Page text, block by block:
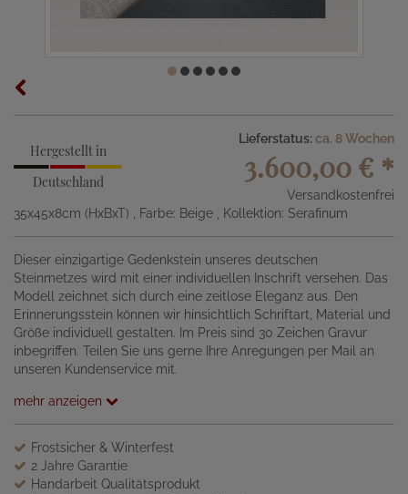
Hergestellt in
Deutschland
Lieferstatus: ca. 8 Wochen
3.600,00 € *
Versandkostenfrei
35x45x8cm (HxBxT)
, Farbe: Beige , Kollektion: Serafinum
Dieser einzigartige Gedenkstein unseres deutschen
Steinmetzes wird mit einer individuellen Inschrift versehen. Das
Modell zeichnet sich durch eine zeitlose Eleganz aus. Den
Erinnerungsstein können wir hinsichtlich Schriftart, Material und
Größe individuell gestalten. Im Preis sind 30 Zeichen Gravur
inbegriffen. Teilen Sie uns gerne Ihre Anregungen per Mail an
unseren Kundenservice mit.
mehr anzeigen
Frostsicher & Winterfest
2 Jahre Garantie
Handarbeit Qualitätsprodukt